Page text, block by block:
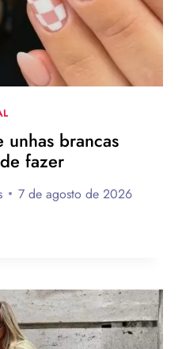
brancas
fazer
7 de agosto de 2026